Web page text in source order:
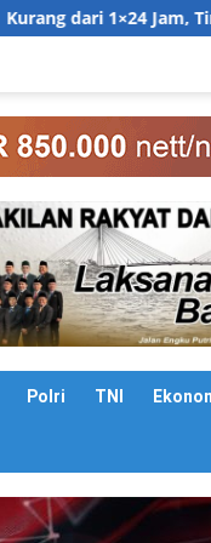
Tim Gabungan
Polri TNI